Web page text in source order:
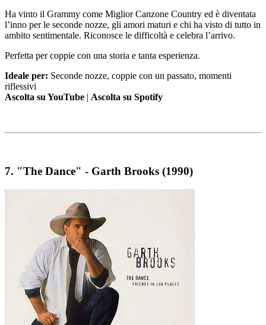
Ha vinto il Grammy come Miglior Canzone Country ed è diventata
l’inno per le seconde nozze, gli amori maturi e chi ha visto di tutto in
ambito sentimentale. Riconosce le difficoltà e celebra l’arrivo.
Perfetta per coppie con una storia e tanta esperienza.
Ideale per: Seconde nozze, coppie con un passato, momenti
riflessivi
Ascolta su YouTube | Ascolta su Spotify
7. "The Dance" - Garth Brooks (1990)